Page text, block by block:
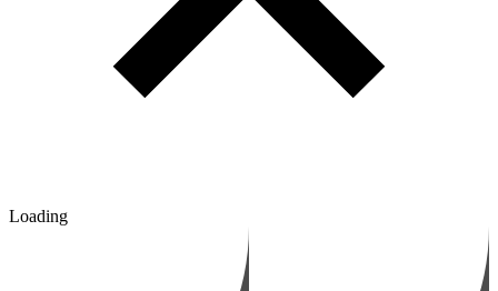
Loading